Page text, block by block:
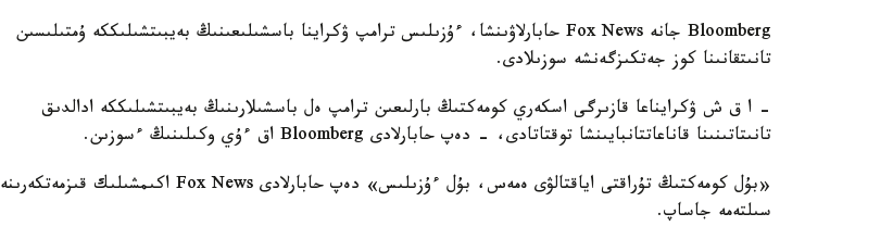
Bloomberg جانە Fox News حابارلاۋىنشا، ءۇزىلىس ترامپ ۋكراينا باسشىلىعىنىڭ بەيبىتشىلىككە ۇمتىلىسىن
تانىتقانىنا كوز جەتكىزگەنشە سوزىلادى.
- ا ق ش ۋكرايناعا قازىرگى اسكەري كومەكتىڭ بارلىعىن ترامپ ەل باسشىلارىنىڭ بەيبىتشىلىككە ادالدىق
تانىتاتىنىنا قاناعاتتانبايىنشا توقتاتادى، - دەپ حابارلادى Bloomberg اق ءۇي وكىلىنىڭ ءسوزىن.
«بۇل كومەكتىڭ تۇراقتى اياقتالۋى ەمەس، بۇل ءۇزىلىس» دەپ حابارلادى Fox News اكىمشىلىك قىزمەتكەرىنە
سىلتەمە جاساپ.